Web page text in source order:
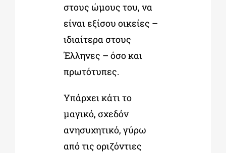
στους ώμους του, να
είναι εξίσου οικείες –
ιδιαίτερα στους
Έλληνες – όσο και
πρωτότυπες.
Υπάρχει κάτι το
μαγικό, σχεδόν
ανησυχητικό, γύρω
από τις οριζόντιες